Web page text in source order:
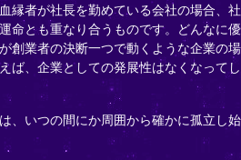
縁者が社長を勤めている会社の場合、社
命とも重なり合うものです。どんなに優
創業者の決断一つで動くような企業の場
ば、企業としての発展性はなくなってし
、いつの間にか周囲から確かに孤立し始